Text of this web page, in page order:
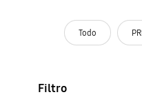
Todo
Filtro